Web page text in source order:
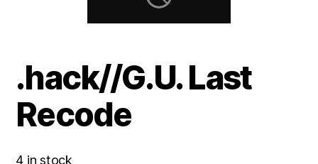
.hack//G.U. Last
Recode
4 in stock